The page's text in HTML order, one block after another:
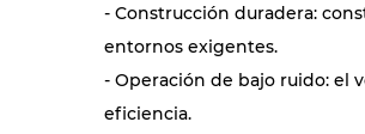
- Construcción duradera:
entornos exigentes.
- Operación de bajo ruido: el
eficiencia.